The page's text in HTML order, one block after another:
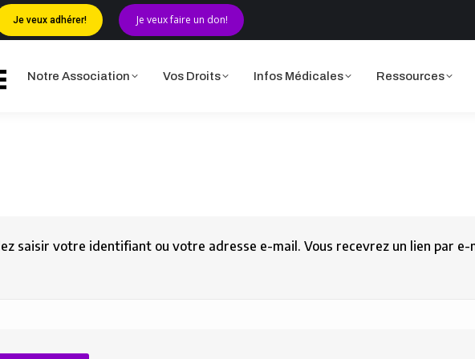
Je veux adhérer! Je veux faire un don!
Notre Association Vos Droits Infos Médicales Ressources
saisir votre identifiant ou votre adresse e-mail. Vous recevrez un lien par
Notre Association Vos Droits